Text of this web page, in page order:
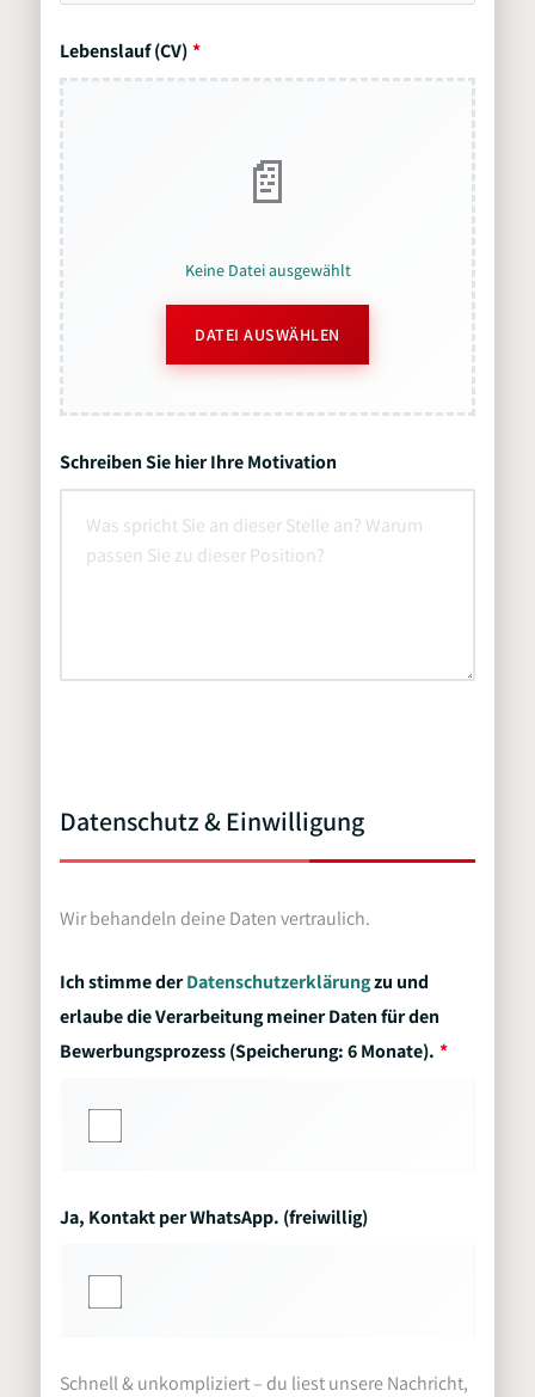
Lebenslauf (CV)
Keine Datei ausgewählt
DATEI AUSWÄHLEN
Schreiben Sie hier Ihre Motivation
Datenschutz & Einwilligung
Wir behandeln deine Daten vertraulich.
Ich stimme derDatenschutzerklärungzu und
erlaube die Verarbeitung meiner Daten für den
Bewerbungsprozess (Speicherung: 6 Monate).
Ja, Kontakt per WhatsApp. (freiwillig)
Schnell & unkompliziert – du liest unsere Nachricht,